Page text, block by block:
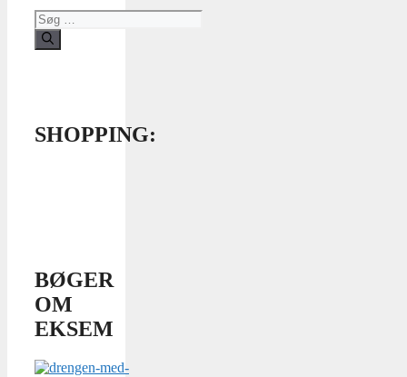
Søg
efter:
SHOPPING:
BØGER
OM
EKSEM